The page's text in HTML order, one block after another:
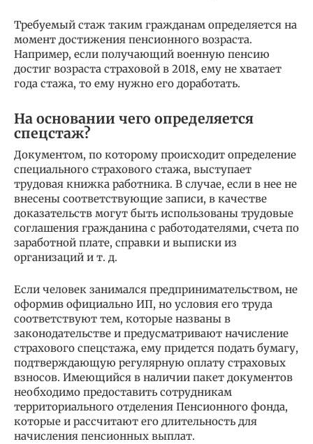
Требуемый стаж таким гражданам определяется на
момент достижения пенсионного возраста.
Например, если получающий военную пенсию
достиг возраста страховой в 2018, ему не хватает
года стажа, то ему нужно его доработать.
На основании чего определяется
спецстаж?
Документом, по которому происходит определение
специального страхового стажа, выступает
трудовая книжка работника. В случае, если в нее не
внесены соответствующие записи, в качестве
доказательств могут быть использованы трудовые
соглашения гражданина с работодателями, счета по
заработной плате, справки и выписки из
организаций и т. д.
Если человек занимался предпринимательством, не
оформив официально ИП, но условия его труда
соответствуют тем, которые названы в
законодательстве и предусматривают начисление
страхового спецстажа, ему придется подать бумагу,
подтверждающую регулярную оплату страховых
взносов. Имеющийся в наличии пакет документов
необходимо предоставить сотрудникам
территориального отделения Пенсионного фонда,
которые и рассчитают его длительность для
начисления пенсионных выплат.